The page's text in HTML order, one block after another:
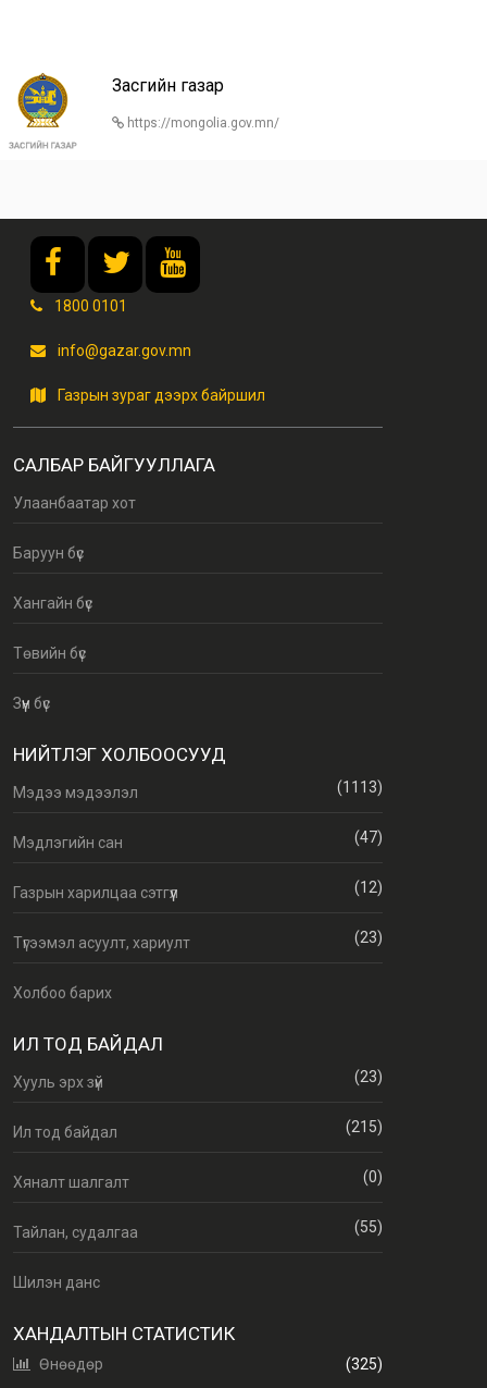
Засгийн газар
https://mongolia.gov.mn/
1800 0101
info@gazar.gov.mn
Газрын зураг дээрх байршил
САЛБАР БАЙГУУЛЛАГА
Улаанбаатар хот
Баруун бүс
Хангайн бүс
Төвийн бүс
Зүүн бүс
НИЙТЛЭГ ХОЛБООСУУД
Мэдээ мэдээлэл (1113)
Мэдлэгийн сан (47)
Газрын харилцаа сэтгүүл (12)
Түгээмэл асуулт, хариулт (23)
Холбоо барих
ИЛ ТОД БАЙДАЛ
Хууль эрх зүй (23)
Ил тод байдал (215)
Хяналт шалгалт (0)
Тайлан, судалгаа (55)
Шилэн данс
ХАНДАЛТЫН СТАТИСТИК
Өнөөдөр (325)